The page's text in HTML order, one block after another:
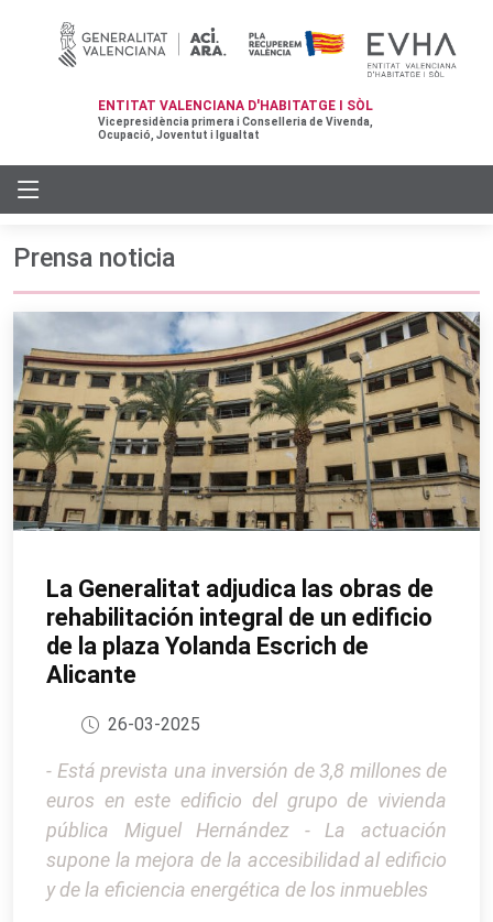
ENTITAT VALENCIANA D'HABITATGE I SÒL
Vicepresidència primera i Conselleria de Vivenda,
Ocupació, Joventut i Igualtat
Prensa noticia
La Generalitat adjudica las obras de
rehabilitación integral de un edificio
de la plaza Yolanda Escrich de
Alicante
26-03-2025
- Está prevista una inversión de 3,8 millones de
euros en este edificio del grupo de vivienda
pública Miguel Hernández - La actuación
supone la mejora de la accesibilidad al edificio
y de la eficiencia energética de los inmuebles